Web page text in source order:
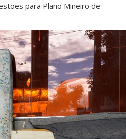
para Plano Mineiro de